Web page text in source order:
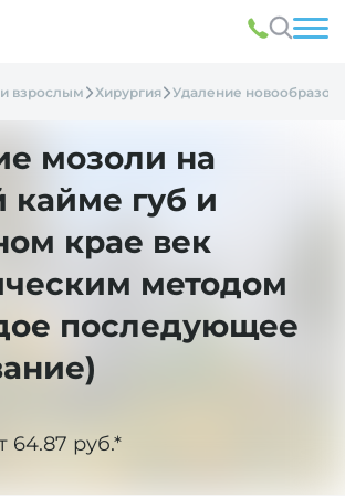
взрослым Хирургия Удаление
мозоли на
кайме губ и
крае век
методом
последующее
64.87 руб.*